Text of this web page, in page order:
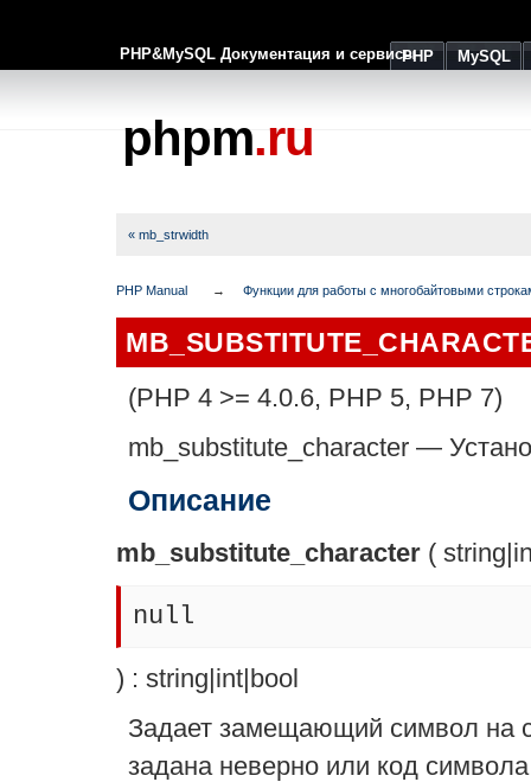
PHP&MySQL Документация и сервисыPHP MySQL
phpm.ru
« mb_strwidth
PHP Manual Функции для работы с многобайтовыми
(PHP 4 >= 4.0.6, PHP 5, PHP 7)
mb_substitute_character —
Описание
mb_substitute_character ( string|
null
) : string|int|bool
Задает замещающий символ на
задана неверно или код